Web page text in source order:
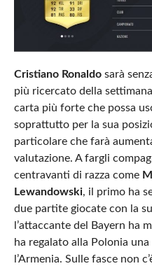
Cristiano Ronaldosarà
più ricercato della
carta più forte che possa
soprattutto per la sua
particolare che farà
valutazione. A fargli
centravanti di razza come
Lewandowski, il primo ha
due partite giocate con la
l’attaccante del Bayern ha
ha regalato alla Polonia
l’Armenia. Sulle fasce non